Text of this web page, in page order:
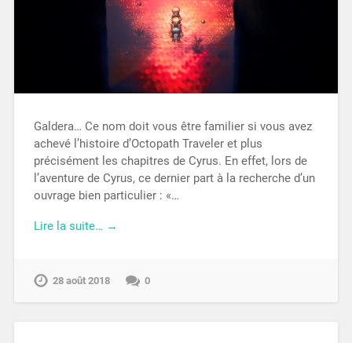
Galdera… Ce nom doit vous être familier si vous avez
achevé l’histoire d’Octopath Traveler et plus
précisément les chapitres de Cyrus. En effet, lors de
l’aventure de Cyrus, ce dernier part à la recherche d’un
ouvrage bien particulier : «…
Lire la suite… →
28 août 2018 0